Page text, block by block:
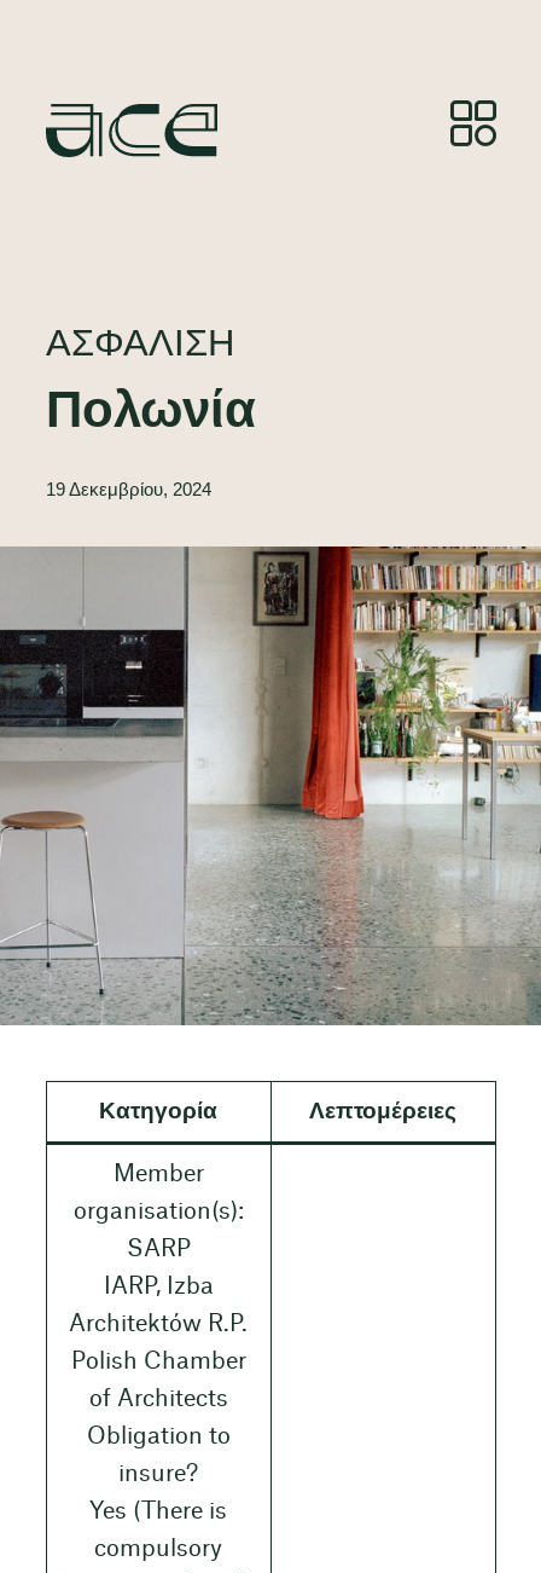
ΑΣΦΆΛΙΣΗ
Πολωνία
19 Δεκεμβρίου, 2024
Κατηγορία Λεπτομέρειες
Member
organisation(s):
SARP
IARP, Izba
Architektów R.P.
Polish Chamber
of Architects
Obligation to
insure?
Yes (There is
compulsory